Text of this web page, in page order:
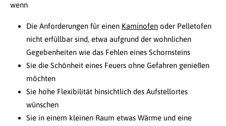
wenn
Die Anforderungen für einen Kaminofen oder Pelletofen
nicht erfüllbar sind, etwa aufgrund der wohnlichen
Gegebenheiten wie das Fehlen eines Schornsteins
Sie die Schönheit eines Feuers ohne Gefahren genießen
möchten
Sie hohe Flexibilität hinsichtlich des Aufstellortes
wünschen
Sie in einem kleinen Raum etwas Wärme und eine